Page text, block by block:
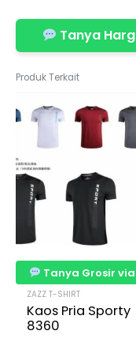
Tanya
Produk Terkait
Tanya Grosir via
ZAZZ T-SHIRT
Kaos Pria Sporty
8360